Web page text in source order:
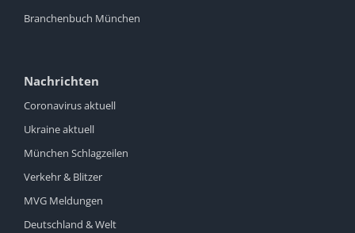
Branchenbuch München
Nachrichten
Coronavirus aktuell
Ukraine aktuell
München Schlagzeilen
Verkehr & Blitzer
MVG Meldungen
Deutschland & Welt